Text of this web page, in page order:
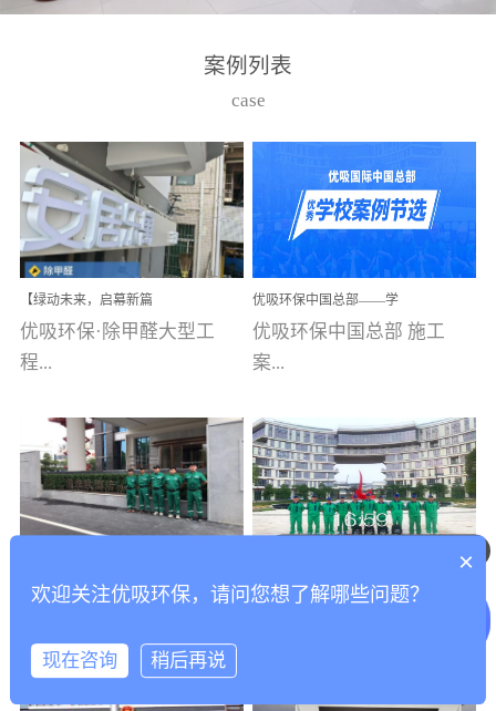
高技能的团队。汇聚了众
取得了多项产品技术专利
和多项国家版权局著作
权，获得高新技术企业称
号。生产优势自主生产自
给自足，优吸公司于2015
在广州番禺区成功建立产
品线生产基地，工厂拥有
自动化生产设备和成熟的
选择源头源材料、严控产
品质量，我们每一批的生
产产品都经过严格的质检
程序；生产车间为优吸总
部和全国分支机构生产光
触媒、净醛王、祛味剂等
案例列表
case
【绿动未来，启幕新篇
章】优吸环保中标深圳安
居乐寓，超大型工装室内
空气治理项目顺利启航，
优吸环保·除甲醛大型工
程...
案例【深圳安居乐寓】室
内空气治理项目深圳安居
乐寓 深圳市安居乐寓
优吸环保中国总部——学
校施工案例(节选)
优吸环保中国总部 施工
案...
例(学校工装节选)广州南沙
小学(珠江湾校区)项目地
址：广州市南沙区海滨路
禾...
标杆——优吸环保·标杆之
优吸环保·除甲醛工程案
例...
甲醛项目圆满完成
工程案例名称：香港科技
×
欢迎关注优吸环保，请问您想了解哪些问题？
现在咨询 稍后再说